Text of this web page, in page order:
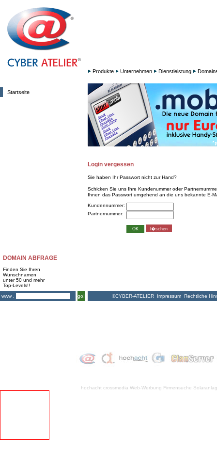
Startseite
DOMAIN ABFRAGE
Finden Sie Ihren
Wunschnamen
unter 50 und mehr
Top-Levels!!
www .
go!
Produkte Unternehmen Dienstleistung
Login vergessen
Sie haben Ihr Passwort nicht zur Hand?
Schicken Sie uns Ihre Kundenummer oder
Ihnen das Passwort umgehend an die uns bekannte E-
Kundennummer:
Partnernummer:
©CYBER-ATELIER Impressum Rechtliche
hochacht crossmedia Web-Werbung Firmensuche